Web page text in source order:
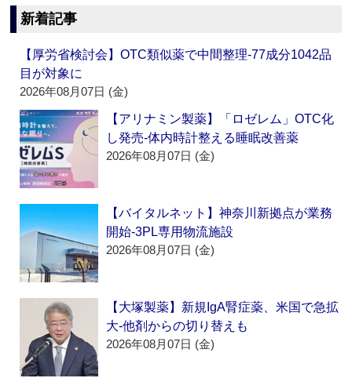
新着記事
【厚労省検討会】OTC類似薬で中間整理‐77成分1042品
目が対象に
2026年08月07日 (金)
【アリナミン製薬】「ロゼレム」OTC化
し発売‐体内時計整える睡眠改善薬
2026年08月07日 (金)
【バイタルネット】神奈川新拠点が業務
開始‐3PL専用物流施設
2026年08月07日 (金)
【大塚製薬】新規IgA腎症薬、米国で急拡
大‐他剤からの切り替えも
2026年08月07日 (金)